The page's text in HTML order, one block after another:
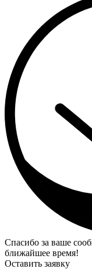
Спасибо за ваше
ближайшее время!
Оставить заявку